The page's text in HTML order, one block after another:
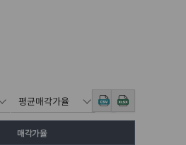
매각가율